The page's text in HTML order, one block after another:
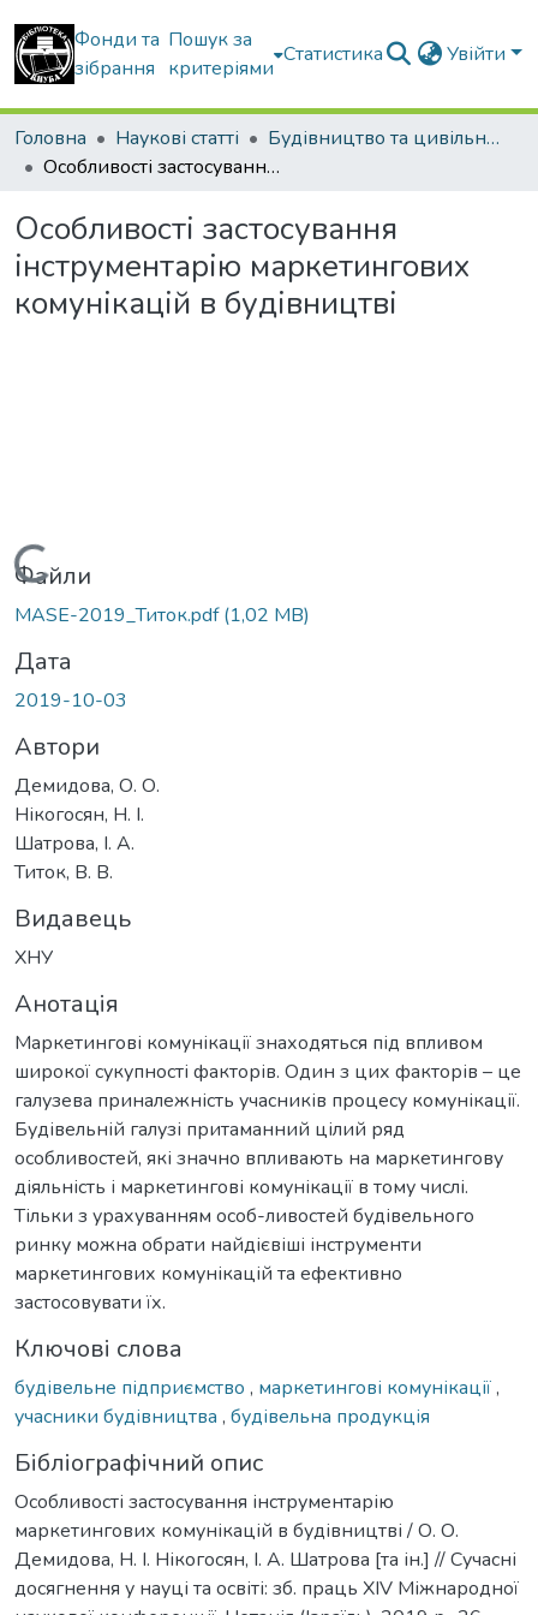
Фонди та
зібрання
Пошук за
критеріями
Статистика Увійти
Головна Наукові статті
Будівництво та цивільна інженерія
Особливості застосування інструментарію маркетингових комунікацій в будівництві
Особливості застосування
інструментарію маркетингових
комунікацій в будівництві
Вантажиться...
Файли
MASE-2019_Титок.pdf(1,02 MB)
Дата
2019-10-03
Автори
Демидова, О. О.
Нікогосян, Н. І.
Шатрова, І. А.
Титок, В. В.
Видавець
ХНУ
Анотація
Маркетингові комунікації знаходяться під впливом
широкої сукупності факторів. Один з цих факторів – це
галузева приналежність учасників процесу комунікації.
Будівельній галузі притаманний цілий ряд
особливостей, які значно впливають на маркетингову
діяльність і маркетингові комунікації в тому числі.
Тільки з урахуванням особ-ливостей будівельного
ринку можна обрати найдієвіші інструменти
маркетингових комунікацій та ефективно
застосовувати їх.
Ключові слова
будівельне підприємство , маркетингові комунікації,
учасники будівництва , будівельна продукція
Бібліографічний опис
Особливості застосування інструментарію
маркетингових комунікацій в будівництві / О. О.
Демидова, Н. І. Нікогосян, І. А. Шатрова [та ін.] // Сучасні
досягнення у науці та освіті: зб. праць XІV Міжнародної